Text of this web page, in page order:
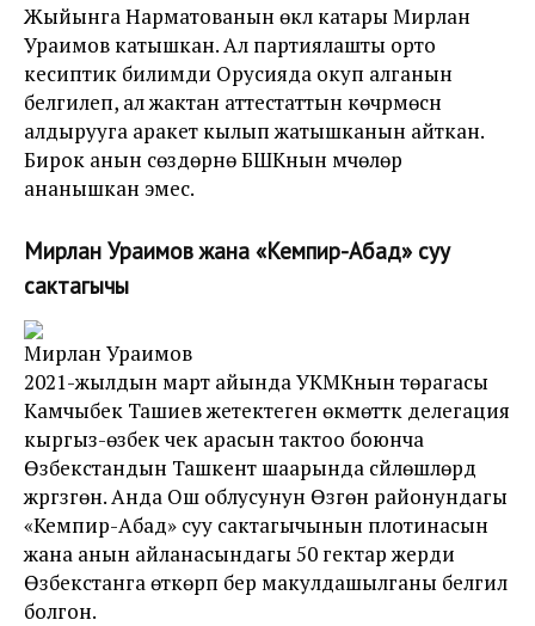
Жыйынга Нарматованын өкүлү катары Мирлан
Ураимов катышкан. Ал партиялашты орто
кесиптик билимди Орусияда окуп алганын
белгилеп, ал жактан аттестаттын көчүрмөсүн
алдырууга аракет кылып жатышканын айткан.
Бирок анын сөздөрүнө БШКнын мүчөлөрү
ананышкан эмес.
Мирлан Ураимов жана «Кемпир-Абад» суу
сактагычы
Мирлан Ураимов
2021-жылдын март айында УКМКнын төрагасы
Камчыбек Ташиев жетектеген өкмөттүк делегация
кыргыз-өзбек чек арасын тактоо боюнча
Өзбекстандын Ташкент шаарында сүйлөшүүлөрдү
жүргүзгөн. Анда Ош облусунун Өзгөн районундагы
«Кемпир-Абад» суу сактагычынын плотинасын
жана анын айланасындагы 50 гектар жерди
Өзбекстанга өткөрүп берүү макулдашылганы белгилүү
болгон.